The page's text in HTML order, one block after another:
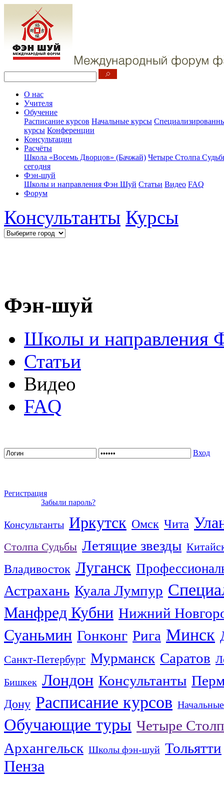
О нас
Учителя
Обучение
Расписание курсов Начальные курсы
курсы Конференции
Консультации
Расчёты
Школа «Восемь Дворцов» (Бачжай) Четыре Столпа
сегодня
Фэн-шуй
Школы и направления Фэн Шуй Статьи Видео FAQ
Форум
Консультанты Курсы
Фэн-шуй
Школы и направления
Статьи
Видео
FAQ
Вход
Регистрация
Забыли пароль?
Консультанты Иркутск Омск Чита
Столпа Судьбы Летящие звезды
Владивосток Луганск
Астрахань Куала Лумпур
Манфред Кубни Нижний
Суаньмин Гонконг Рига Минск
Санкт-Петербург Мурманск Саратов
Бишкек Лондон Консультанты
Дону Расписание курсов
Обучающие туры Четыре
Архангельск Школы фэн-шуй Тольятти
Пенза